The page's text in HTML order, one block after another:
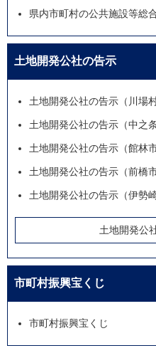
県内市町村の公共施設等総
土地開発公社の告示
土地開発公社の告示（川場
土地開発公社の告示（中之
土地開発公社の告示（館林
土地開発公社の告示（前橋
土地開発公社の告示（伊勢
土地開発公
市町村振興宝くじ
市町村振興宝くじ